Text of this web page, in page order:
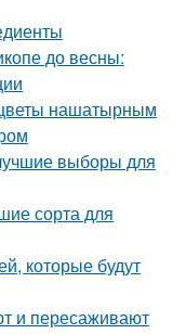
до весны:
нашатырным
выборы для
сорта для
которые будут
и пересаживают